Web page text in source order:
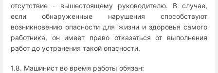
отсутствие - вышестоящему руководителю. В случае,
если обнаруженные нарушения способствуют
возникновению опасности для жизни и здоровья самого
работника, он имеет право отказаться от выполнения
работ до устранения такой опасности.
1.8. Машинист во время работы обязан: